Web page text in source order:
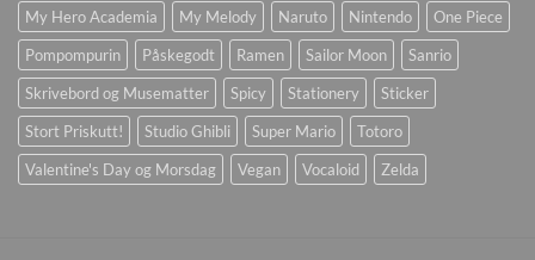
My Hero Academia
My Melody Naruto Nintendo
One Piece
Pompompurin
Påskegodt Ramen Sailor Moon
Sanrio
Skrivebord og Musematter
Spicy Stationery
Sticker
Stort Priskutt!
Studio Ghibli Super Mario
Totoro
Valentine's Day og Morsdag
Vegan Vocaloid Zelda